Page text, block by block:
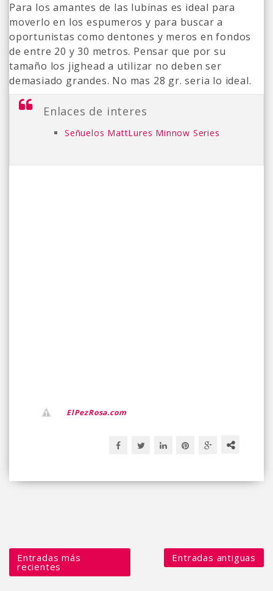
Para los amantes de las lubinas es ideal para
moverlo en los espumeros y para buscar a
oportunistas como dentones y meros en fondos
de entre 20 y 30 metros. Pensar que por su
tamaño los jighead a utilizar no deben ser
demasiado grandes. No mas 28 gr. seria lo ideal.
Enlaces de interes
Señuelos MattLures Minnow Series
ElPezRosa.com
Entradas más
recientes
Entradas antiguas